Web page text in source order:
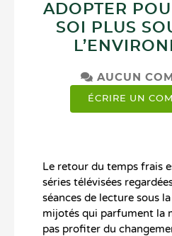
ADOPTER
SOI PLUS
AUCUN
ÉCRIRE UN
Le retour du temps frais
séries télévisées
séances de lecture sous
mijotés qui parfument la
pas profiter du